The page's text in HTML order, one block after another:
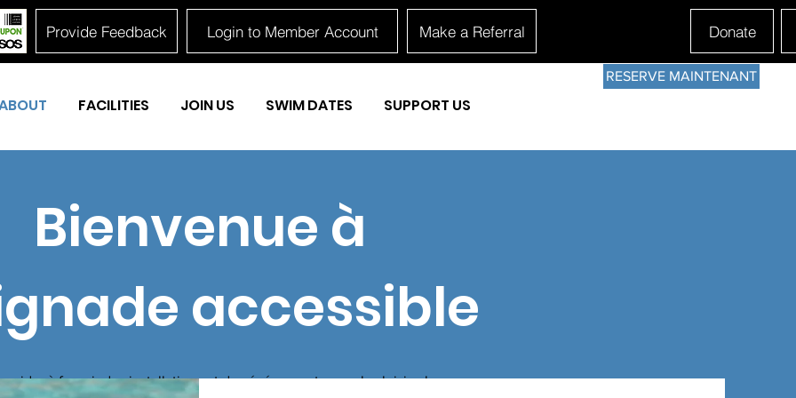
Provide Feedback Login to Member Account Make a Referral Donate
FACILITIES JOIN US SWIM DATES SUPPORT US
RESERVE MAINTENANT
Bienvenue à
accessible
aider à fournir des installations et des événements pour les loisirs, la